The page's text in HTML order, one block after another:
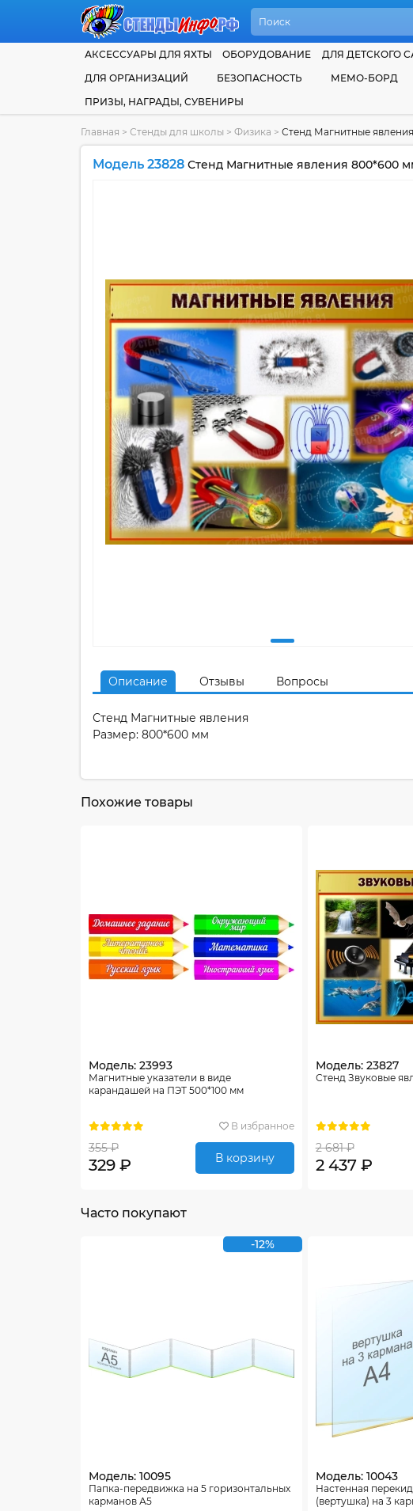
АКСЕССУАРЫ ДЛЯ ЯХТЫ ОБОРУДОВАНИЕ ДЛЯ ДЕТСКОГО
ДЛЯ ОРГАНИЗАЦИЙ
БЕЗОПАСНОСТЬ МЕМО-БОРД
ПРИЗЫ, НАГРАДЫ, СУВЕНИРЫ
Главная > Стенды для школы > Физика > Стенд Магнитные
Модель 23828 Стенд Магнитные явления 800*600
Описание Отзывы Вопросы
Стенд Магнитные явления
Размер: 800*600 мм
Похожие товары
Модель: 23993
Магнитные указатели в виде
карандашей на ПЭТ 500*100 мм
В избранное
355 ₽
329 ₽ В корзину
Модель: 23827
Стенд Звуковые
2 681 ₽
2 437 ₽
Часто покупают
-12%
Модель: 10095
Папка-передвижка на 5 горизонтальных
карманов А5
Модель: 10043
Настенная
(вертушка) на 3